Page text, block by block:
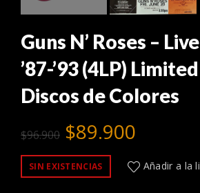
Guns N’ Roses –
’87-’93 (4LP)
Discos de Colores
$96.900 El
precio
$89.900
precio
SIN EXISTENCIAS Añadir a la